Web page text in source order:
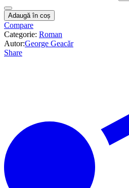
Adaugă în coș
Compare
Categorie: Roman
Autor:George Geacăr
Share